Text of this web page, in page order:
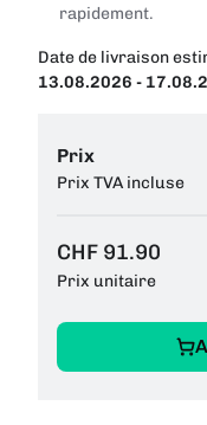
rapidement.
Date de livraison
13.08.2026 -
Prix
Prix TVA incluse
CHF 91.90
Prix unitaire